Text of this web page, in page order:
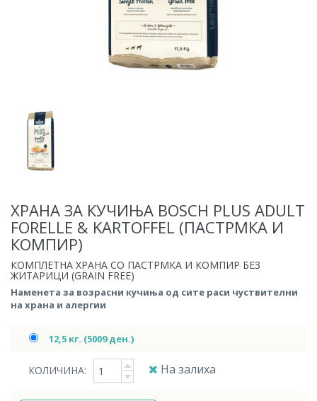
ХРАНА ЗА КУЧИЊА BOSCH PLUS ADULT
FORELLE & KARTOFFEL (ПАСТРМКА И
КОМПИР)
КОМПЛЕТНА ХРАНА СО ПАСТРМКА И КОМПИР БЕЗ
ЖИТАРИЦИ (GRAIN FREE)
Наменета за возрасни кучиња од сите раси чуствителни
на храна и алергии
12,5 кг. (5009 ден.)
КОЛИЧИНА: На залиха